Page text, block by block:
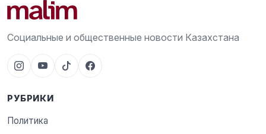
Социальные и общественные новости Казахстана
РУБРИКИ
Политика